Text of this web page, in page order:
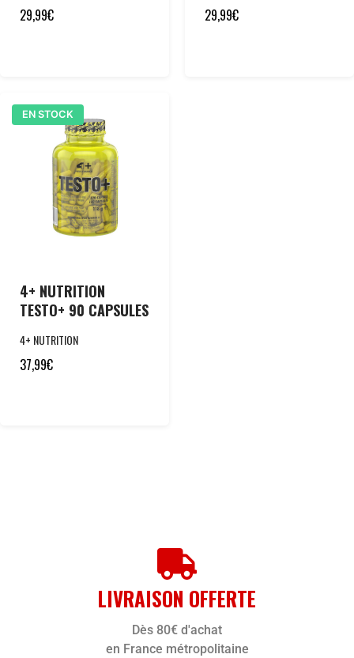
29,99€ 29,99€
EN STOCK
4+ NUTRITION
TESTO+ 90 CAPSULES
4+ NUTRITION
37,99€
LIVRAISON OFFERTE
Dès 80€ d'achat
en France métropolitaine